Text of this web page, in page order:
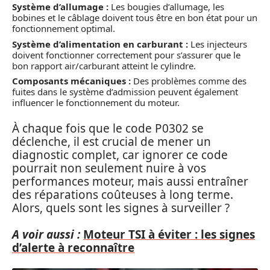
Système d’allumage : Les bougies d’allumage, les
bobines et le câblage doivent tous être en bon état pour un
fonctionnement optimal.
Système d’alimentation en carburant : Les injecteurs
doivent fonctionner correctement pour s’assurer que le
bon rapport air/carburant atteint le cylindre.
Composants mécaniques : Des problèmes comme des
fuites dans le système d’admission peuvent également
influencer le fonctionnement du moteur.
À chaque fois que le code P0302 se
déclenche, il est crucial de mener un
diagnostic complet, car ignorer ce code
pourrait non seulement nuire à vos
performances moteur, mais aussi entraîner
des réparations coûteuses à long terme.
Alors, quels sont les signes à surveiller ?
A voir aussi : Moteur TSI à éviter : les signes
d’alerte à reconnaître